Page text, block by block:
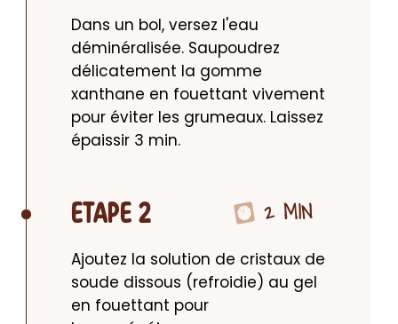
Dans un bol, versez l'eau
déminéralisée. Saupoudrez
délicatement la gomme
xanthane en fouettant vivement
pour éviter les grumeaux. Laissez
épaissir 3 min.
ETAPE 2 2 MIN
Ajoutez la solution de cristaux de
soude dissous (refroidie) au gel
en fouettant pour